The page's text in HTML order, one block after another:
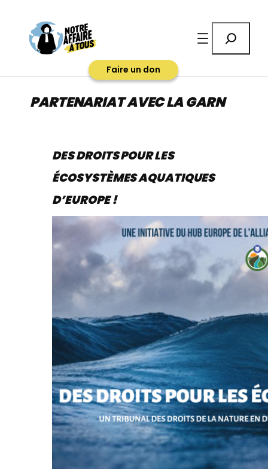
contenu
Faire un don
PARTENARIAT AVEC LA GARN
DES DROITS POUR LES
ÉCOSYSTÈMES AQUATIQUES
D’EUROPE !